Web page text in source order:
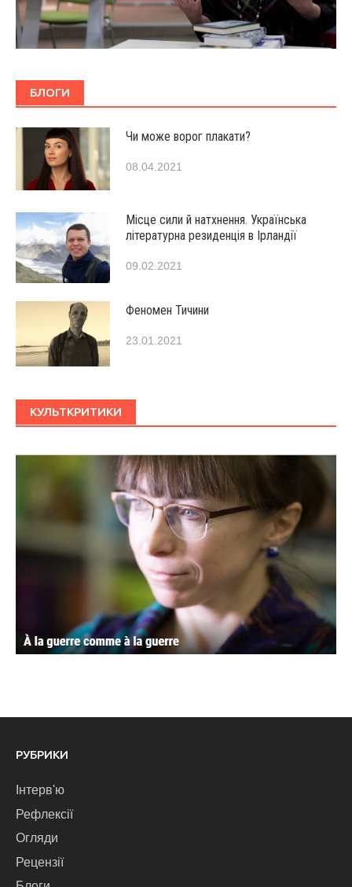
БЛОГИ
Чи може ворог плакати?
08.04.2021
Місце сили й натхнення. Українська
літературна резиденція в Ірландії
09.02.2021
Феномен Тичини
23.01.2021
КУЛЬТКРИТИКИ
РУБРИКИ
Інтерв'ю
Рефлексії
Огляди
Рецензії